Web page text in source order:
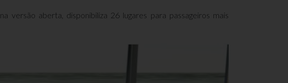
na versão aberta, disponibiliza 26 lugares para passageiros mais